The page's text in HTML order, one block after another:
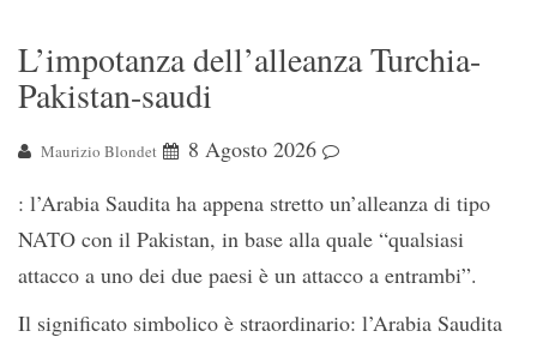
L’impotanza dell’alleanza Turchia-
Pakistan-saudi
Maurizio Blondet
8 Agosto 2026
: l’Arabia Saudita ha appena stretto un’alleanza di tipo
NATO con il Pakistan, in base alla quale “qualsiasi
attacco a uno dei due paesi è un attacco a entrambi”.
Il significato simbolico è straordinario: l’Arabia Saudita